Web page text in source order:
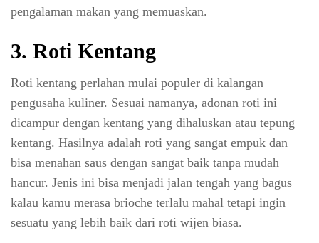
pengalaman makan yang memuaskan.
3. Roti Kentang
Roti kentang perlahan mulai populer di kalangan
pengusaha kuliner. Sesuai namanya, adonan roti ini
dicampur dengan kentang yang dihaluskan atau tepung
kentang. Hasilnya adalah roti yang sangat empuk dan
bisa menahan saus dengan sangat baik tanpa mudah
hancur. Jenis ini bisa menjadi jalan tengah yang bagus
kalau kamu merasa brioche terlalu mahal tetapi ingin
sesuatu yang lebih baik dari roti wijen biasa.